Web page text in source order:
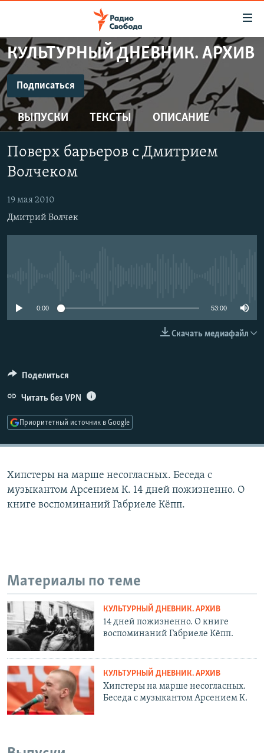
упрощенного
доступа
Вернуться
к
основному
содержанию
Вернутся
главной
Вернутся
поиску
ПРОГРАММЫ
ПОДКАСТЫ
АВТОРСКИЕ ПРОЕКТЫ
ЦИТАТЫ СВОБОДЫ
МНЕНИЯ
КУЛЬТУРА
КАВКАЗ.РЕАЛИИ
СЕВЕР.РЕАЛИИ
КУЛЬТУРНЫЙ ДНЕВНИК. АРХИВ
Подписаться
ПОДПИСАТЬСЯ
ВЫПУСКИ ТЕКСТЫ ОПИСАНИЕ
Поверх барьеров с Дмитрием
Волчеком
19 мая 2010
Дмитрий Волчек
0:00 53:00
Скачать медиафайл
Поделиться
Читать без VPN
Приоритетный источник в Google
Хипстеры на марше несогласных. Беседа с
музыкантом Арсением К. 14 дней пожизненно. О
книге воспоминаний Габриеле Кёпп.
Материалы по теме
КУЛЬТУРНЫЙ ДНЕВНИК. АРХИВ
14 дней пожизненно. О книге
воспоминаний Габриеле Кёпп.
КУЛЬТУРНЫЙ ДНЕВНИК. АРХИВ
Хипстеры на марше несогласных.
Беседа с музыкантом Арсением К.